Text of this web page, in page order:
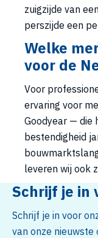
zuigzijde van
perszijde een
Welke
voor de
Voor
ervaring voor
Goodyear — die
bestendigheid
leveren wij ook
Schrijf je in
Schrijf je in voor
van onze nieuwste